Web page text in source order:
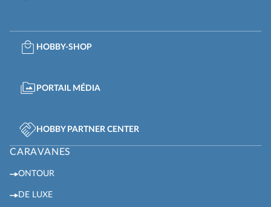
HOBBY-SHOP
PORTAIL MÉDIA
HOBBY PARTNER CENTER
CARAVANES
ONTOUR
DE LUXE